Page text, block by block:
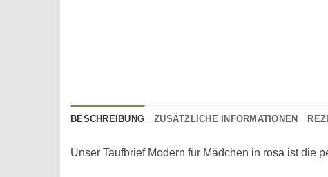
BESCHREIBUNG ZUSÄTZLICHE INFORMATIONEN
Unser Taufbrief Modern für Mädchen in rosa ist die